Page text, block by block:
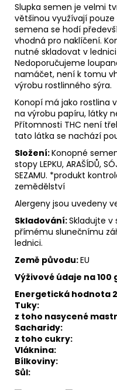
Slupka semen je velmi
většinou využívají
semena se hodí
vhodná pro naklíčení.
nutné skladovat v
Nedoporučujeme
namáčet, není k tomu
výrobu rostlinného sýra.
Konopí má jako rostlina
na výrobu papíru, látky
Přítomnosti THC není
tato látka se nachází
Složení:Konopné
stopy LEPKU, ARAŠÍDŮ,
SEZAMU. *produkt
zemědělství
Alergeny jsou uvedeny
Skladování:Skladujte v
přímému slunečnímu
lednici.
Země původu:EU
Výživové údaje na 100
Energetická hodnota
Tuky:
z toho nasycené
Sacharidy:
z toho cukry:
Vláknina:
Bílkoviny:
Sůl: